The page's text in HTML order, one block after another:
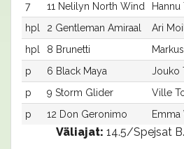
7
11 Nelilyn North Wind Hannu
hpl
2 Gentleman Amiraal Ari
hpl
8 Brunetti
p
6 Black Maya Jouko
p
9 Storm Glider Ville
p
12 Don Geronimo Emma
Väliajat: 14.5/Spejsat